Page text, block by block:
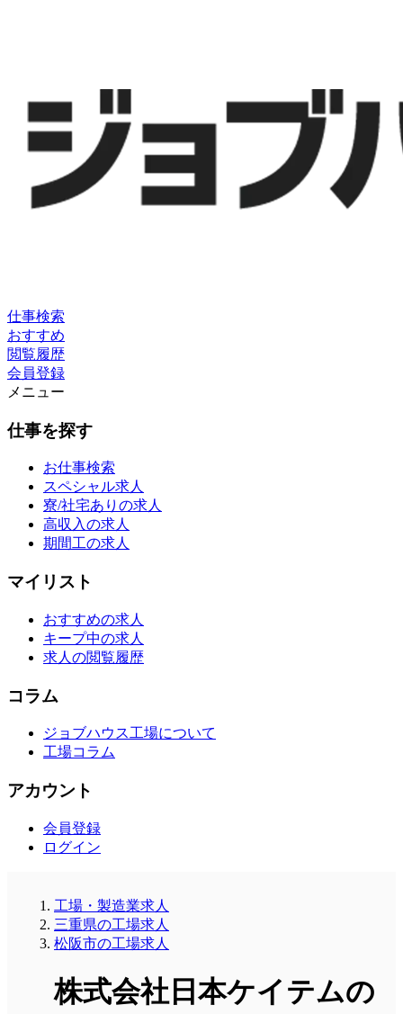
仕事検索
おすすめ
閲覧履歴
会員登録
メニュー
仕事を探す
お仕事検索
スペシャル求人
寮/社宅ありの求人
高収入の求人
期間工の求人
マイリスト
おすすめの求人
キープ中の求人
求人の閲覧履歴
コラム
ジョブハウス工場について
工場コラム
アカウント
会員登録
ログイン
工場・製造業求人
三重県の工場求人
松阪市の工場求人
株式会社日本ケイテムの